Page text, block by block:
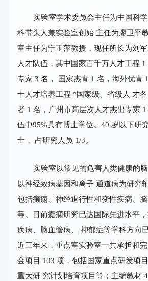
实验室学术委员会主任为中国科
科带头人兼实验室创始 主任为廖卫平
室主任为宁玉萍教授，现任所长为刘
人才队伍，其中国家百千万人才工程
专家 3 名， 国家杰青 1 名，海外优青
十人才培养工程 ”国家级、省级人 才
者 1 名，广州市高层次人才杰出专家
伍中95%具有博士学位。40 岁以下研
士， 占研究人员 1/3。
实验室以常见的危害人类健康的
以神经致病基因和离子 通道病为研究
包括癫痫、神经退行性和变性疾病、
等。目前癫痫研究已达国际先进水平
疾病、脑血管病、 抑郁症等学科方向
近三年来，重点室实验室一共承担和
金项目 103 项，包括国家重点研发项
重大研 究计划培育项目等；主编教材